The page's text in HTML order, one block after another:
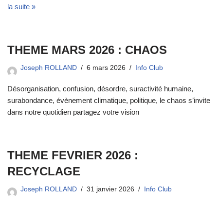
la suite »
THEME MARS 2026 : CHAOS
Joseph ROLLAND 6 mars 2026 Info Club
Désorganisation, confusion, désordre, suractivité humaine,
surabondance, évènement climatique, politique, le chaos s’invite
dans notre quotidien partagez votre vision
THEME FEVRIER 2026 :
RECYCLAGE
Joseph ROLLAND 31 janvier 2026 Info Club